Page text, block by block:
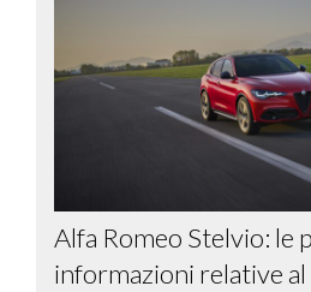
Alfa Romeo Stelvio: le
informazioni relative